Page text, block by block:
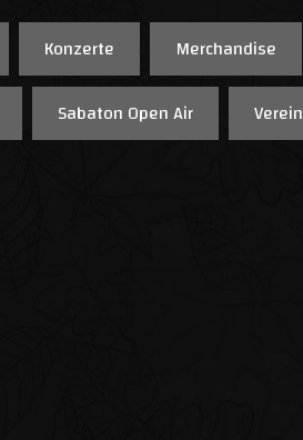
Konzerte
Merchandise
Sabaton Open Air Verein